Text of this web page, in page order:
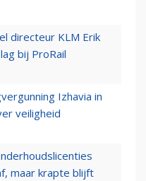
directeur KLM Erik
bij ProRail
Izhavia in
veiligheid
maar krapte blijft